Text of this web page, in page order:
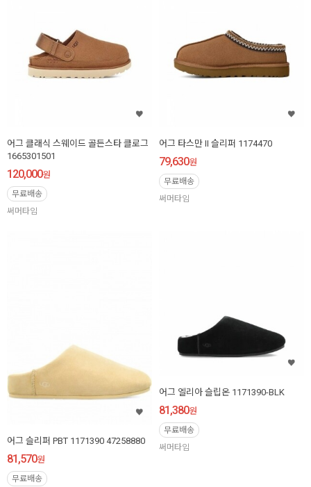
어그 클래식 스웨이드 골든스타 클로그
1665301501
120,000원
무료배송
써머타임
어그 타스만 II 슬리퍼 1174470
79,630원
무료배송
써머타임
어그 슬리퍼 PBT 1171390 47258880
81,570원
무료배송
어그 엘리아 슬립온 1171390-BLK
81,380원
무료배송
써머타임